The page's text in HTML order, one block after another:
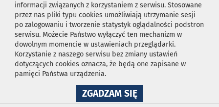
informacji związanych z korzystaniem z serwisu. Stosowane
przez nas pliki typu cookies umożliwiają utrzymanie sesji
po zalogowaniu i tworzenie statystyk oglądalności podstron
serwisu. Możecie Państwo wyłączyć ten mechanizm w
dowolnym momencie w ustawieniach przeglądarki.
Korzystanie z naszego serwisu bez zmiany ustawień
dotyczących cookies oznacza, że będą one zapisane w
pamięci Państwa urządzenia.
ZGADZAM SIĘNA
WYKORZYSTANIE